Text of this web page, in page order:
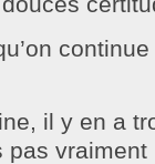
il y en a
pas